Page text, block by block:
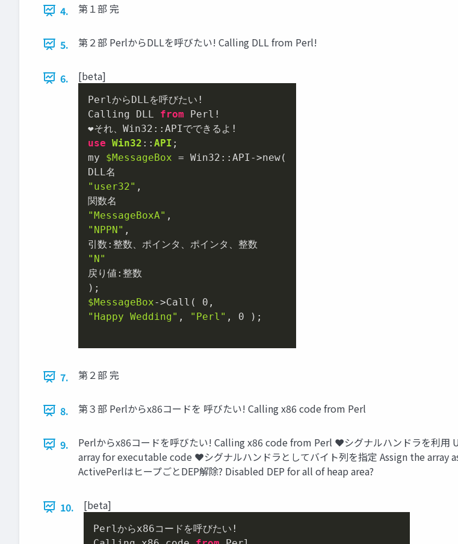
4. 第１部 完
5. 第２部 PerlからDLLを呼びたい! Calling DLL from Perl!
6. [beta]
PerlからDLLを呼びたい!
Calling DLL from Perl!
use Win32 :: API ;
my $MessageBox = Win32::API->new(
"user32" ,
"MessageBoxA"
"NPPN" ,
"N"
戻り値:整数
$MessageBox->Call( 0
"Happy Wedding" , "Perl" , 0 );
7. 第２部 完
8. 第３部 Perlからx86コードを 呼びたい! Calling x86 code from Perl
9.
Perlからx86コードを呼びたい! Calling x86 code from Perl ❤シグナルハンドラを利
array for executable code ❤シグナルハンドラとしてバイト列を指定 Assign the
ActivePerlはヒープごとDEP解除? Disabled DEP for all of heap area?
10. [beta]
Perlからx86コードを呼びたい!